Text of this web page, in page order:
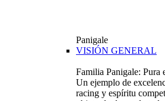
Panigale
VISIÓN GENERAL
Familia Panigale: Pura
Un ejemplo de
racing y espíritu